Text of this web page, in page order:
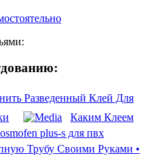
Разведенный Клей Для
Каким Клеем
plus-s для пвх
Трубу Своими Руками •